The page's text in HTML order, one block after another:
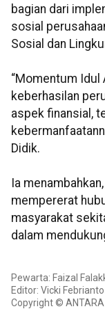
bagian dari
sosial
Sosial dan
“Momentum Idul
keberhasilan
aspek finansial,
Didik.
Ia
mempererat
masyarakat
dalam
Pewarta: Faizal
Editor: Vicki Febrianto
Copyright ©